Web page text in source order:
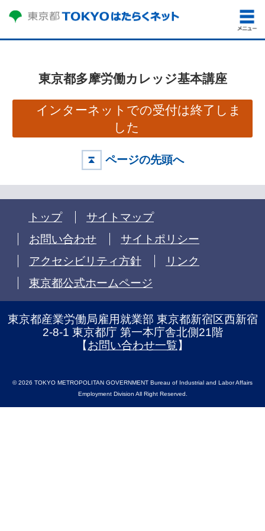
東京都多摩労働カレッジ基本講座
インターネットでの受付は終了しま
した
ページの先頭へ
トップ
サイトマップ
お問い合わせ
サイトポリシー
アクセシビリティ方針
リンク
東京都公式ホームページ
東京都産業労働局雇用就業部 東京都新宿区西新宿
2-8-1 東京都庁 第一本庁舎北側21階
【お問い合わせ一覧】
© 2026 TOKYO METROPOLITAN GOVERNMENT Bureau of Industrial and Labor Affairs
Employment Division All Right Reserved.